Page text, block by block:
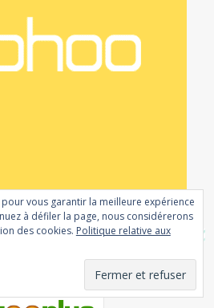
vous garantir la meilleure expérience
à défiler la page, nous considérerons
des cookies. Politique relative aux